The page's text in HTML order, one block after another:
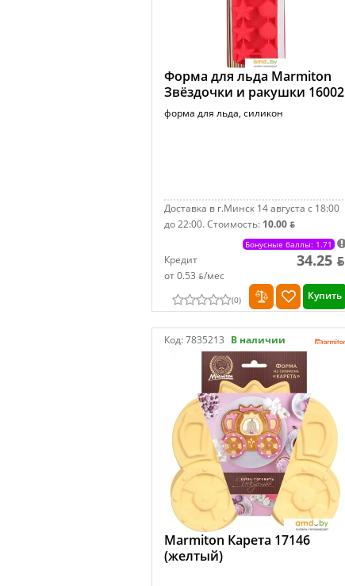
Форма для льда Marmiton
Звёздочки и ракушки 16002
форма для льда, силикон
Доставка в г.Минск 14 августа с 18:00
до 22:00.Стоимость: 10.00 ƃ
Бонусные баллы: 1.71
Кредит
от 0.53 ƃ/мec
34.25 ƃ
(0) Купить
Код:7835213 В наличии
Marmiton Карета 17146
(желтый)